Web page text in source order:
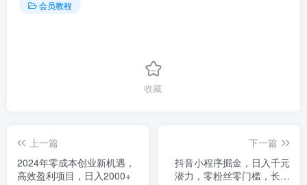
会员教程
收藏
上一篇
2024年零成本创业新机遇，
高效盈利项目，日入2000+
下一篇
抖音小程序掘金，日入千元
潜力，零粉丝零门槛，长期